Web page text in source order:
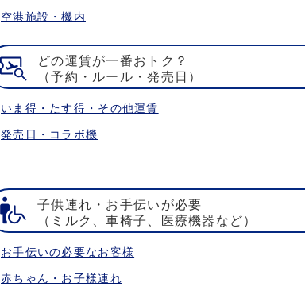
空港施設・機内
どの運賃が一番おトク？
（予約・ルール・発売日）
いま得・たす得・その他運賃
発売日・コラボ機
子供連れ・お手伝いが必要
（ミルク、車椅子、医療機器など）
お手伝いの必要なお客様
赤ちゃん・お子様連れ